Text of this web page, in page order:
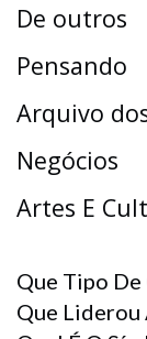
De outros
Pensando
Arquivo
Negócios
Artes E
Que Tipo De
Que Liderou